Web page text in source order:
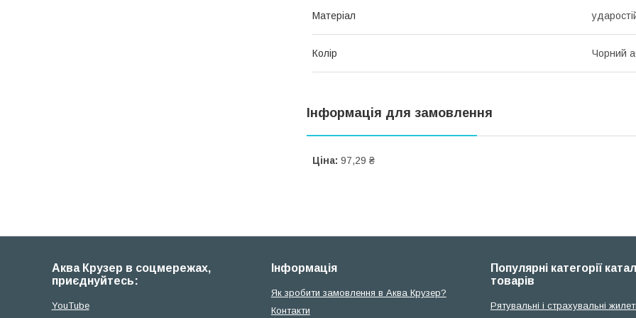
Матеріал
Колір Чорний
Інформація для замовлення
Ціна: 97,29 ₴
Аква Крузер в соцмережах,
приєднуйтесь:
YouTube
Iнформація
Як зробити замовлення в Аква Крузер?
Контакти
Популярні категорії
товарів
Рятувальні і страхувальні